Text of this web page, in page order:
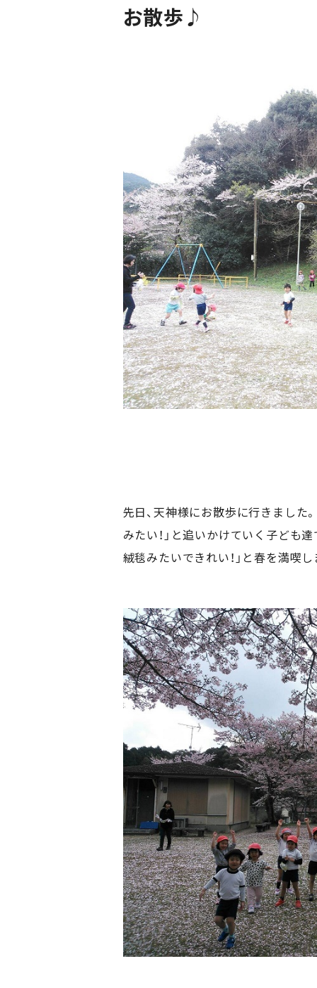
お散歩♪
先日、天神様にお散歩に行きました
みたい！」と追いかけていく子ども
絨毯みたいできれい！」と春を満喫